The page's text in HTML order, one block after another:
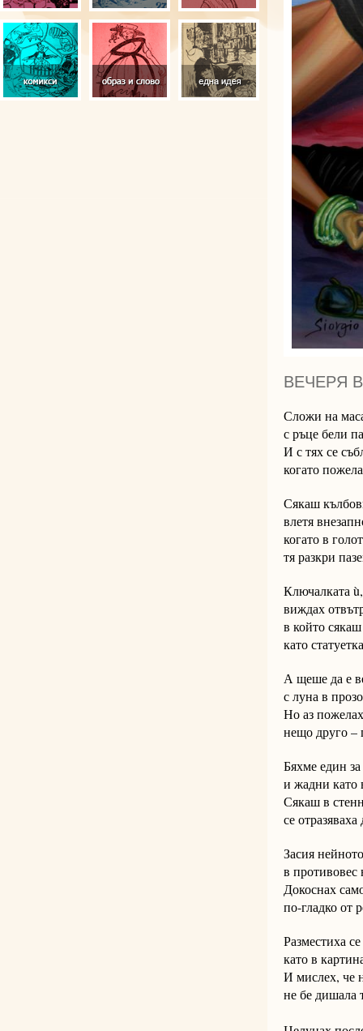
ВЕЧЕРЯ
Сложи на
с ръце бели
И с тях се
когато
Сякаш
влетя
когато в
тя разкри
Ключалката
виждах
в който
като
А щеше да е
с луна в
Но аз
нещо друго –
Бяхме един
и жадни като
Сякаш в
се
Засия
в противовес
Докоснах
по-гладко от
Разместиха
като в
И мислех, че
не бе дишала